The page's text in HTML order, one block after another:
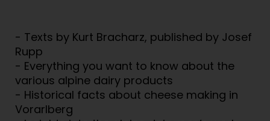
- Texts by Kurt Bracharz, published by Josef
Rupp
- Everything you want to know about the
various alpine dairy products
- Historical facts about cheese making in
Vorarlberg